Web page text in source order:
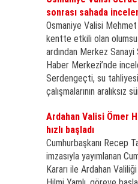
sonrası sahada
Osmaniye Valisi
kentte etkili olan
ardından Merkez
Haber Merkezi’nde
Serdengeçti, su
çalışmalarının aralıksız
Ardahan Valisi Ömer
hızlı başladı
Cumhurbaşkanı Recep
imzasıyla yayımlanan
Kararı ile Ardahan